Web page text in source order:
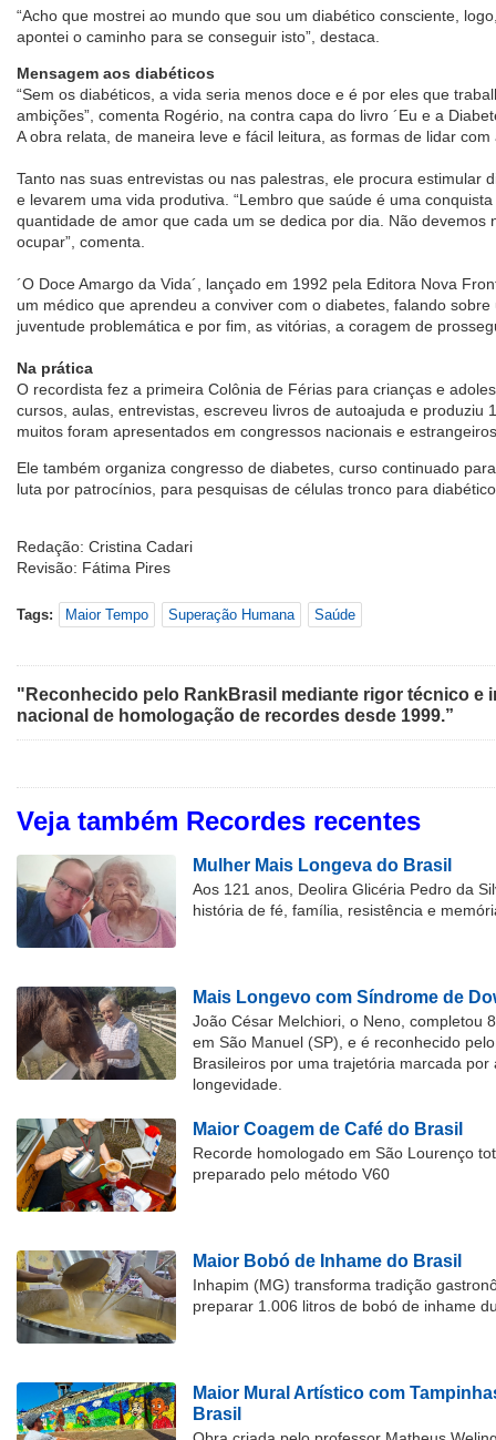
“Acho que mostrei ao mundo que sou um diabético consciente,
apontei o caminho para se conseguir isto”, destaca.
Mensagem aos diabéticos
“Sem os diabéticos, a vida seria menos doce e é por eles que
ambições”, comenta Rogério, na contra capa do livro ´Eu e a
A obra relata, de maneira leve e fácil leitura, as formas de lidar com
Tanto nas suas entrevistas ou nas palestras, ele procura estimular
e levarem uma vida produtiva. “Lembro que saúde é uma
quantidade de amor que cada um se dedica por dia. Não devemos
ocupar”, comenta.
´O Doce Amargo da Vida´, lançado em 1992 pela Editora Nova
um médico que aprendeu a conviver com o diabetes, falando
juventude problemática e por fim, as vitórias, a coragem de
Na prática
O recordista fez a primeira Colônia de Férias para crianças e
cursos, aulas, entrevistas, escreveu livros de autoajuda e produziu
muitos foram apresentados em congressos nacionais e
Ele também organiza congresso de diabetes, curso continuado
luta por patrocínios, para pesquisas de células tronco para
Redação: Cristina Cadari
Revisão: Fátima Pires
Tags: Maior Tempo Superação Humana Saúde
"Reconhecido pelo RankBrasil mediante rigor técnico e
nacional de homologação de recordes desde 1999.”
Veja também Recordes recentes
Mulher Mais Longeva do Brasil
Aos 121 anos, Deolira Glicéria Pedro da
história de fé, família, resistência e
Mais Longevo com Síndrome de
João César Melchiori, o Neno, completou
em São Manuel (SP), e é reconhecido
Brasileiros por uma trajetória marcada por
longevidade.
Maior Coagem de Café do Brasil
Recorde homologado em São Lourenço
preparado pelo método V60
Maior Bobó de Inhame do Brasil
Inhapim (MG) transforma tradição
preparar 1.006 litros de bobó de inhame
Maior Mural Artístico com
Brasil